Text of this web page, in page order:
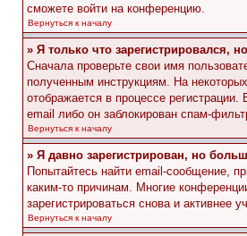
сможете войти на конференцию.
Вернуться к началу
» Я только что зарегистрировался,
Сначала проверьте свои имя
полученным инструкциям. На
отображается в процессе
email либо он заблокирован спам-
Вернуться к началу
» Я давно зарегистрирован, но
Попытайтесь найти email-сообщение,
каким-то причинам. Многие
зарегистрироваться снова и активнее
Вернуться к началу